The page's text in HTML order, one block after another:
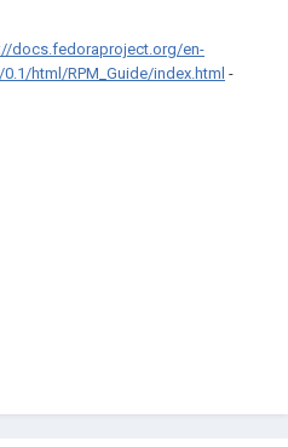
docs.fedoraproject.org/en-
html/RPM_Guide/index.html -